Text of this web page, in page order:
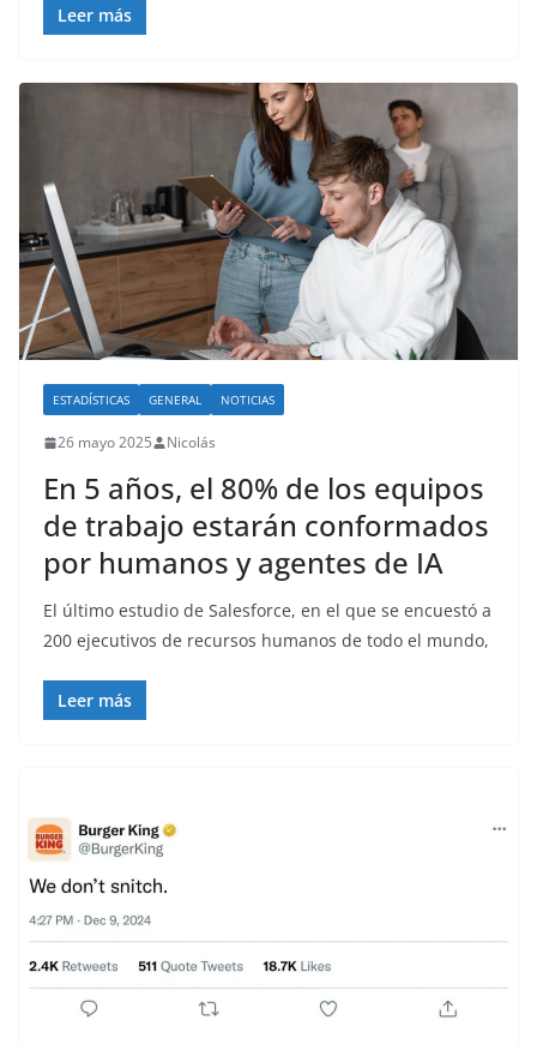
Leer más
ESTADÍSTICAS GENERAL NOTICIAS
26 mayo 2025 Nicolás
En 5 años, el 80% de los equipos
de trabajo estarán conformados
por humanos y agentes de IA
El último estudio de Salesforce, en el que se encuestó a
200 ejecutivos de recursos humanos de todo el mundo,
Leer más